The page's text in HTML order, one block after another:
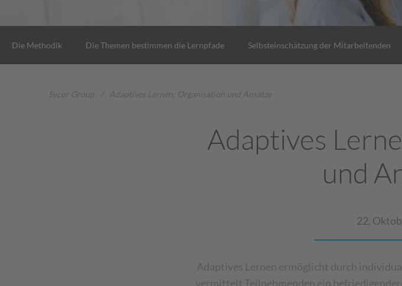
Die Methodik Die Themen bestimmen die Lernpfade Selbsteinschätzung der Mitarbeitenden
Sycor Group Adaptives Lernen: Organisation und Ansätze
Adaptives
und
22.
Adaptives Lernen ermöglicht durch
vermittelt Teilnehmenden ein